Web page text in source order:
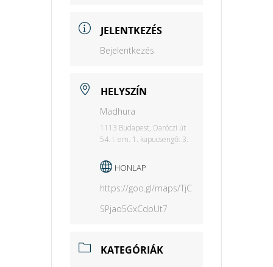
JELENTKEZÉS
Bejelentkezés
HELYSZÍN
Madhura
1113 Budapest, Daróczi út
54. I. em. 1. kapucsengő: 3.
HONLAP
https://goo.gl/maps/TjC
SPjao5GxCdoUt7
KATEGÓRIÁK